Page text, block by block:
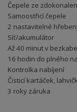
Čepele ze
Samoostřicí čepele
2 nastavitelné
Síť/akumulátor
Až 40 minut v
16 hodin do plného
Kontrolka nabíjení
Čisticí kartáček,
3 roky záruka